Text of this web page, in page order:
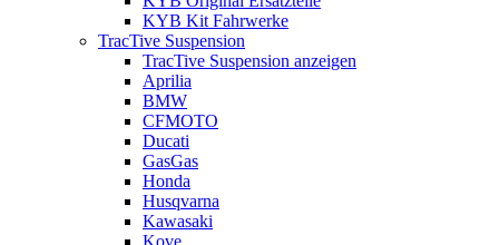
KYB Kit Fahrwerke
TracTive Suspension
TracTive Suspension anzeigen
Aprilia
BMW
CFMOTO
Ducati
GasGas
Honda
Husqvarna
Kawasaki
Kove